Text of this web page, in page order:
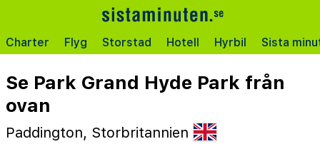
Charter Flyg Storstad Hotell Hyrbil Sista
Se Park Grand Hyde Park från
ovan
Paddington, Storbritannien